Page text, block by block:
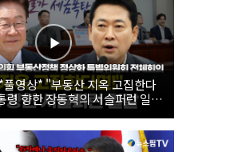
영상* "부동산 지옥 고집한다
향한 장동혁의 서슬퍼런 일갈
민의힘 부동산정책 정상화 특별
회의